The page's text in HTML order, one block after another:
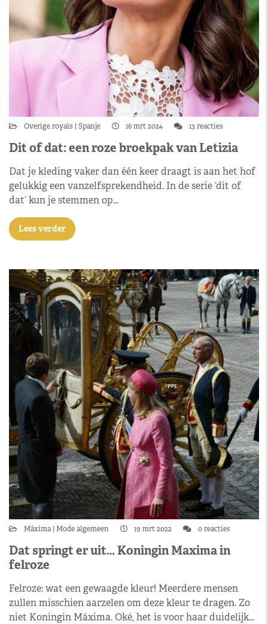
Overige royals Spanje 16 mrt 2024 13 reacties
Dit of dat: een roze broekpak van Letizia
Dat je kleding vaker dan één keer draagt is aan het hof
gelukkig een vanzelfsprekendheid. In de serie ‘dit of
dat’ kun je stemmen op…
Lees verder
Máxima Mode algemeen 19 mrt 2022 0 reacties
Dat springt er uit… Koningin Maxima in
felroze
Felroze: wat een gewaagde kleur! Meerdere mensen
zullen misschien aarzelen om deze kleur te dragen. Zo
niet Koningin Máxima. Oké, het is voor haar duidelijk…